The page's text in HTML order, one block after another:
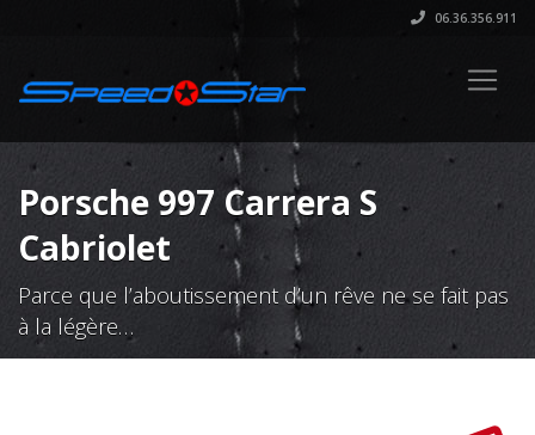
06.36.356.911
Porsche 997 Carrera S
Cabriolet
Parce que l’aboutissement d’un rêve ne se fait pas
à la légère…